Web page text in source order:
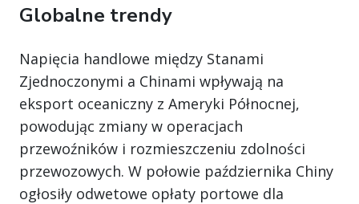
Globalne trendy
Napięcia handlowe między Stanami
Zjednoczonymi a Chinami wpływają na
eksport oceaniczny z Ameryki Północnej,
powodując zmiany w operacjach
przewoźników i rozmieszczeniu zdolności
przewozowych. W połowie października Chiny
ogłosiły odwetowe opłaty portowe dla